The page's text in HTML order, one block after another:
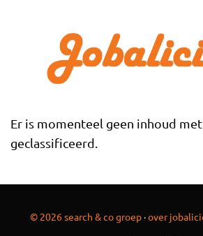
Er is momenteel geen inhoud
geclassificeerd.
© 2026 search & co groep ·over